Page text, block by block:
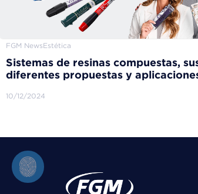
FGM News Estética
Sistemas de resinas compuestas,
diferentes propuestas y
10/12/2024